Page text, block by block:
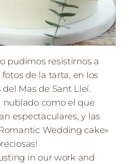
pudimos resistirnos a
de la tarta, en los
Mas de Sant Lleí.
nublado como el que
espectaculares, y las
Wedding cake»
in our work and